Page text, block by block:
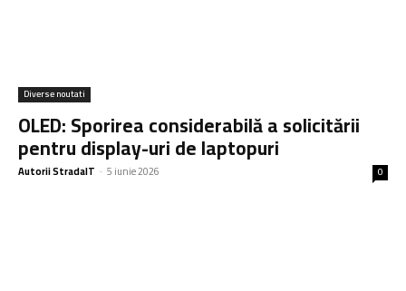
Diverse noutati
OLED: Sporirea considerabilă a solicitării
pentru display-uri de laptopuri
Autorii StradaIT - 5 iunie 2026 0